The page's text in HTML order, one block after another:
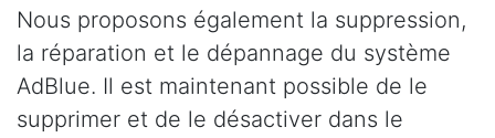
Nous proposons également la suppression,
la réparation et le dépannage du système
AdBlue. Il est maintenant possible de le
supprimer et de le désactiver dans le